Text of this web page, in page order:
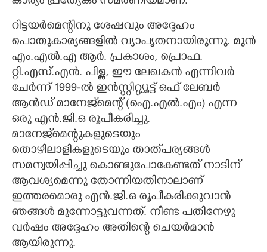
റിട്ടയർമെന്റിനു ശേഷവും അദ്ദേഹം
പൊതുകാര്യങ്ങളിൽ വ്യാപൃതനായിരുന്നു. മുൻ
എം.എൽ.എ ആർ. പ്രകാശം, പ്രൊഫ.
റ്റി.എസ്.എൻ. പിള്ള, ഈ ലേഖകൻ എന്നിവർ
ചേർന്ന് 1999-ൽ ഇൻസ്റ്റിറ്റ്യൂട്ട് ഒഫ് ലേബർ
ആൻഡ് മാനേജ്‌മെന്റ് (ഐ.എൽ.എം) എന്ന
ഒരു എൻ.ജി.ഒ രൂപീകരിച്ചു.
മാനേജ്‌മെന്റുകളുടെയും
തൊഴിലാളികളുടെയും താത്‌പര്യങ്ങൾ
സമന്വയിപ്പിച്ചു കൊണ്ടുപോകേണ്ടത് നാടിന്
ആവശ്യമെന്നു തോന്നിയതിനാലാണ്
ഇത്തരമൊരു എൻ.ജി.ഒ രൂപീകരിക്കുവാൻ
ഞങ്ങൾ മുന്നോട്ടുവന്നത്. നീണ്ട പതിനേഴു
വർഷം അദ്ദേഹം അതിന്റെ ചെയർമാൻ
ആയിരുന്നു.